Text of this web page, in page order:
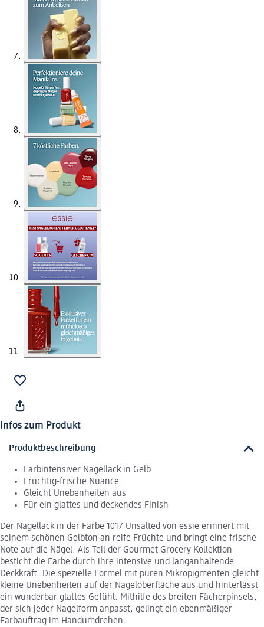
Infos zum Produkt
Produktbeschreibung
Farbintensiver Nagellack in Gelb
Fruchtig-frische Nuance
Gleicht Unebenheiten aus
Für ein glattes und deckendes Finish
Der Nagellack in der Farbe 1017 Unsalted von essie erinnert mit
seinem schönen Gelbton an reife Früchte und bringt eine frische
Note auf die Nägel. Als Teil der Gourmet Grocery Kollektion
besticht die Farbe durch ihre intensive und langanhaltende
Deckkraft. Die spezielle Formel mit puren Mikropigmenten gleicht
kleine Unebenheiten auf der Nageloberfläche aus und hinterlässt
ein wunderbar glattes Gefühl. Mithilfe des breiten Fächerpinsels,
der sich jeder Nagelform anpasst, gelingt ein ebenmäßiger
Farbauftrag im Handumdrehen.